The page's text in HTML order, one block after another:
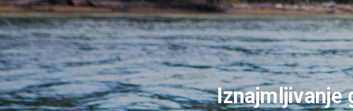
Iznajmljivanje